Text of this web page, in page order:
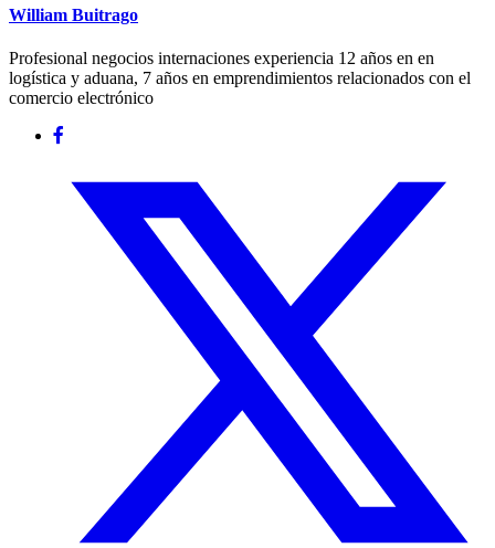
William Buitrago
Profesional negocios internaciones experiencia 12 años en en
logística y aduana, 7 años en emprendimientos relacionados con el
comercio electrónico